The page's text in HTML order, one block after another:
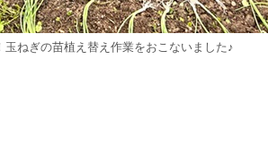
玉ねぎの苗植え替え作業をおこないました♪